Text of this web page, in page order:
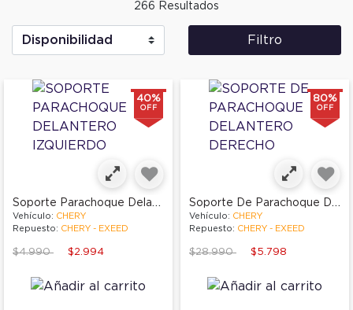
266 Resultados
Filtro
40%
OFF
Soporte Parachoque Delantero Izquierdo
Vehículo: CHERY
Repuesto: CHERY - EXEED
Price reduced from
$4.990to $2.994
80%
OFF
Soporte De Parachoque Delantero Derecho
Vehículo: CHERY
Repuesto: CHERY - EXEED
Price reduced from
$28.990to $5.798